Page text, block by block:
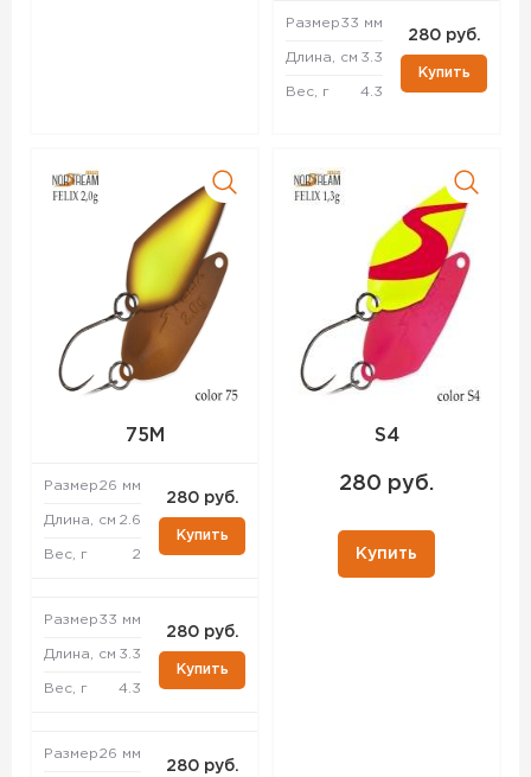
Размер33 мм
Длина, см 3.3
Вес, г 4.3
280 руб.
Купить
75M
Размер26 мм
Длина, см 2.6
Вес, г 2
280 руб.
Купить
Размер33 мм
Длина, см 3.3
Вес, г 4.3
280 руб.
Купить
Размер26 мм
280 руб.
S4
280 руб.
Купить